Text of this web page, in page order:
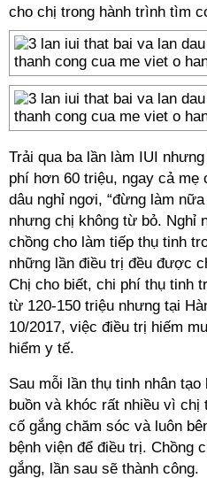
cho chị trong hành trình tìm
Trải qua ba lần làm IUI
phí hơn 60 triệu, ngay cả mẹ
dâu nghỉ ngơi, “đừng làm
nhưng chị không từ bỏ. Nghỉ
chồng cho làm tiếp thụ tinh
những lần điều trị đều được
Chị cho biết, chi phí thụ tinh
từ 120-150 triệu nhưng tại
10/2017, việc điều trị hiếm
hiểm y tế.
Sau mỗi lần thụ tinh nhân
buồn và khóc rất nhiều vì chị
cố gắng chăm sóc và luôn
bệnh viện để điều trị. Chồng
gắng, lần sau sẽ thành công.